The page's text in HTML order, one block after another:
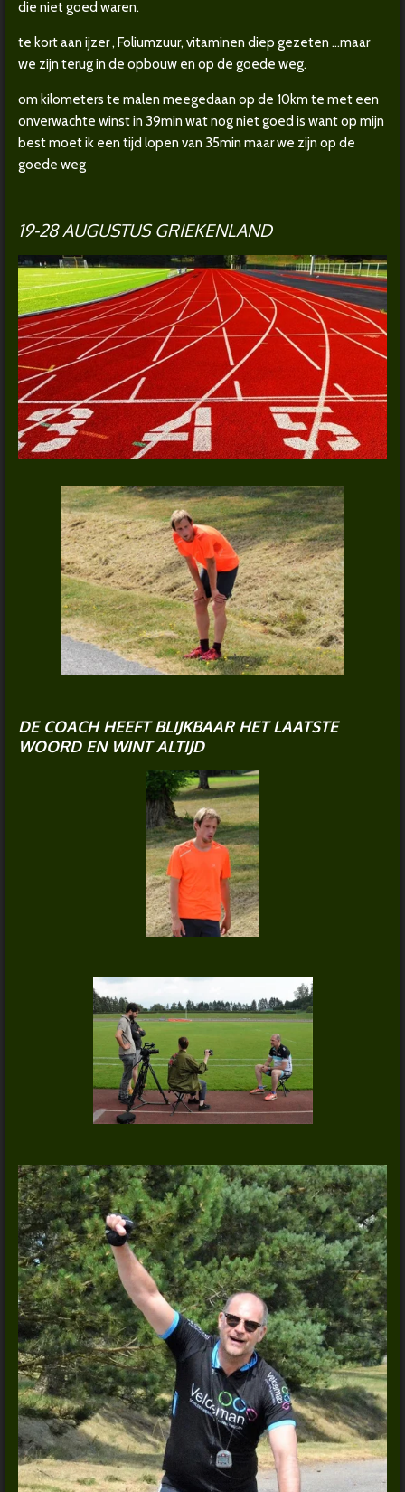
die niet goed waren.
te kort aan ijzer , Foliumzuur, vitaminen diep gezeten ...maar
we zijn terug in de opbouw en op de goede weg.
om kilometers te malen meegedaan op de 10km te met een
onverwachte winst in 39min wat nog niet goed is want op mijn
best moet ik een tijd lopen van 35min maar we zijn op de
goede weg
19-28 AUGUSTUS GRIEKENLAND
DE COACH HEEFT BLIJKBAAR HET LAATSTE
WOORD EN WINT ALTIJD